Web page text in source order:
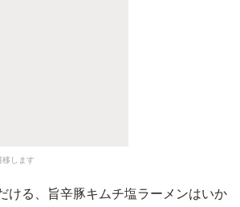
します
ける、旨辛豚キムチ塩ラーメンはいか